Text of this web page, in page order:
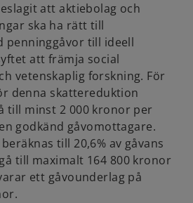
att aktiebolag och
ska ha rätt till
penninggåvor till ideell
att främja social
vetenskaplig forskning. För
denna skattereduktion
till minst 2 000 kronor per
godkänd gåvomottagare.
till 20,6% av gåvans
till maximalt 164 800 kronor
ett gåvounderlag på